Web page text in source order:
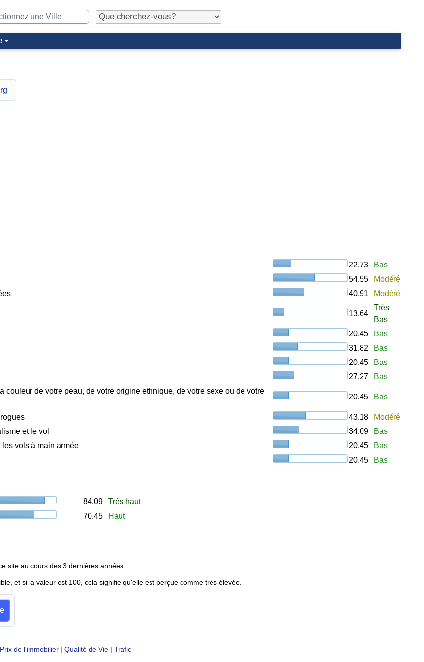
22.73
Bas
54.55
Modéré
40.91 Modéré
13.64
Très
Bas
20.45
Bas
31.82
Bas
20.45
Bas
27.27
Bas
couleur de votre peau, de votre origine ethnique, de votre sexe ou de votre
20.45 Bas
43.18
Modéré
et le vol
34.09
Bas
vols à main armée
20.45
Bas
20.45 Bas
84.09
Très haut
70.45 Haut
site au cours des 3 dernières années.
et si la valeur est 100, cela signifie qu'elle est perçue comme très élevée.
Prix de l'immobilier | Qualité de Vie | Trafic